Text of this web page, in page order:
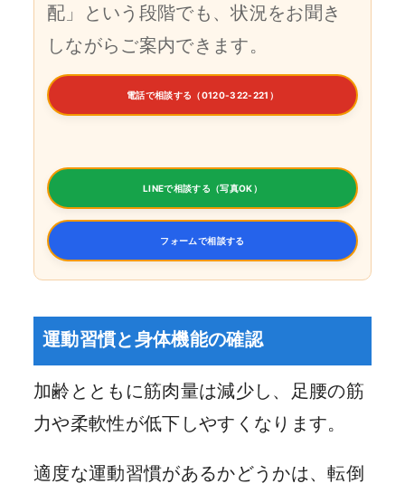
配」という段階でも、状況をお聞き
しながらご案内できます。
電話で相談する（0120-322-221）
LINEで相談する（写真OK）
フォームで相談する
運動習慣と身体機能の確認
加齢とともに筋肉量は減少し、足腰の筋
力や柔軟性が低下しやすくなります。
適度な運動習慣があるかどうかは、転倒